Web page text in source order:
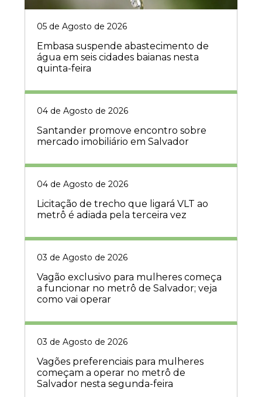
05 de Agosto de 2026
Embasa suspende abastecimento de
água em seis cidades baianas nesta
quinta-feira
04 de Agosto de 2026
Santander promove encontro sobre
mercado imobiliário em Salvador
04 de Agosto de 2026
Licitação de trecho que ligará VLT ao
metrô é adiada pela terceira vez
03 de Agosto de 2026
Vagão exclusivo para mulheres começa
a funcionar no metrô de Salvador; veja
como vai operar
03 de Agosto de 2026
Vagões preferenciais para mulheres
começam a operar no metrô de
Salvador nesta segunda-feira